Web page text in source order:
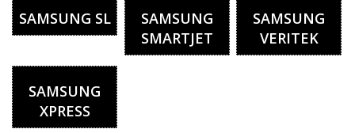
SAMSUNG SL
SAMSUNG
SMARTJET
SAMSUNG
VERITEK
SAMSUNG
XPRESS